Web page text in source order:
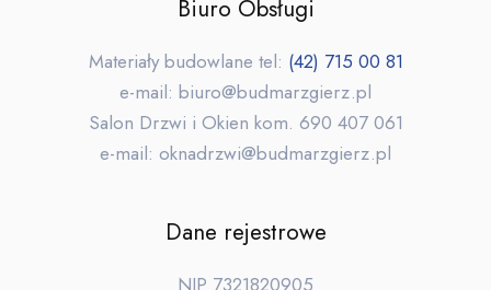
Biuro Obsługi
Materiały budowlane tel: (42) 715 00 81
e-mail: biuro@budmarzgierz.pl
Salon Drzwi i Okien kom. 690 407 061
e-mail: oknadrzwi@budmarzgierz.pl
Dane rejestrowe
NIP 7321820905